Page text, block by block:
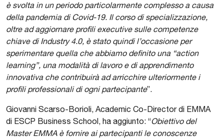
è svolta in un periodo particolarmente complesso a causa
della pandemia di Covid-19. Il corso di specializzazione,
oltre ad aggiornare profili executive sulle competenze
chiave di Industry 4.0, è stato quindi l’occasione per
sperimentare quella che abbiamo definito una “action
learning”, una modalità di lavoro e di apprendimento
innovativa che contribuirà ad arricchire ulteriormente i
profili professionali di ogni partecipante”.
Giovanni Scarso-Borioli, Academic Co-Director di EMMA
di ESCP Business School, ha aggiunto: “Obiettivo del
Master EMMA è fornire ai partecipanti le conoscenze